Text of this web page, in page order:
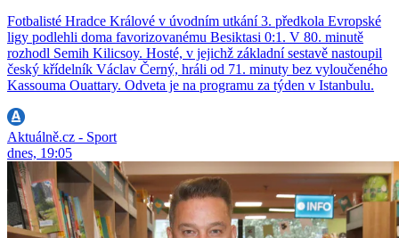
Fotbalisté Hradce Králové v úvodním utkání 3. předkola Evropské
ligy podlehli doma favorizovanému Besiktasi 0:1. V 80. minutě
rozhodl Semih Kilicsoy. Hosté, v jejichž základní sestavě nastoupil
český křídelník Václav Černý, hráli od 71. minuty bez vyloučeného
Kassouma Ouattary. Odveta je na programu za týden v Istanbulu.
Aktuálně.cz - Sport
dnes, 19:05